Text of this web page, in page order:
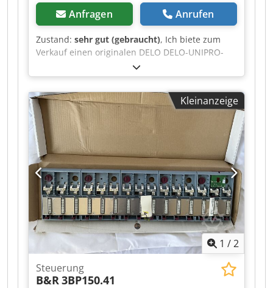
Anfragen Anrufen
Zustand: sehr gut (gebraucht), Ich biete zum
Verkauf einen originalen DELO DELO-UNIPRO-
Controller an, der für industrielle Dosier- und
Klebstoffhärtesysteme bestimmt ist. Das Gerät
ist voll funktionsfähig – es startet korrekt, das
Display funktioniert und das Menü ist
übersichtlich und voll funktionsfähig (siehe
Fotos). Der optische Zustand ist sehr gut, mit
leichten Gebrauchsspuren. Technische Daten: •
Hersteller: DELO • Modell: DELO-UNIPRO •
Katalognummer: 95 200 01 • Seriennummer:
1501 UNI 648 Dksdpfx Afjzrv Hzjrjr •
Stromversorgung: 100–240 V AC • Frequenz: 50–
60 Hz • Leistungsaufnahme: 40 W •
Schnittstellen: RS232, CAN, USB, Ethernet,
Input/Output, Fußschalter und 4 Kanäle (CH1–
CH4) Im Lieferumfang enthalten: • DELO DELO-
UNIPRO-Controller Es wird genau der Artikel
verkauft, der auf den Fotos dargestellt ist.
Kleinanzeige
1 /2
Steuerung
B&R3BP150.41